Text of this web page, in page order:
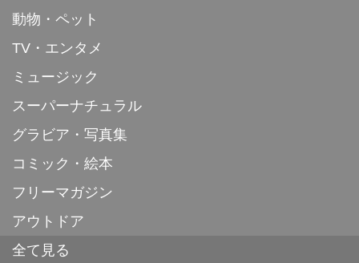
動物・ペット
TV・エンタメ
ミュージック
スーパーナチュラル
グラビア・写真集
コミック・絵本
フリーマガジン
アウトドア
全て見る